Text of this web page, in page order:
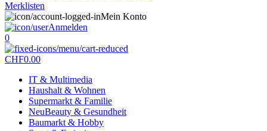
Merklisten
Mein Konto
Anmelden
0
CHF0.00
IT & Multimedia
Haushalt & Wohnen
Supermarkt & Familie
NeuBeauty & Gesundheit
Baumarkt & Hobby